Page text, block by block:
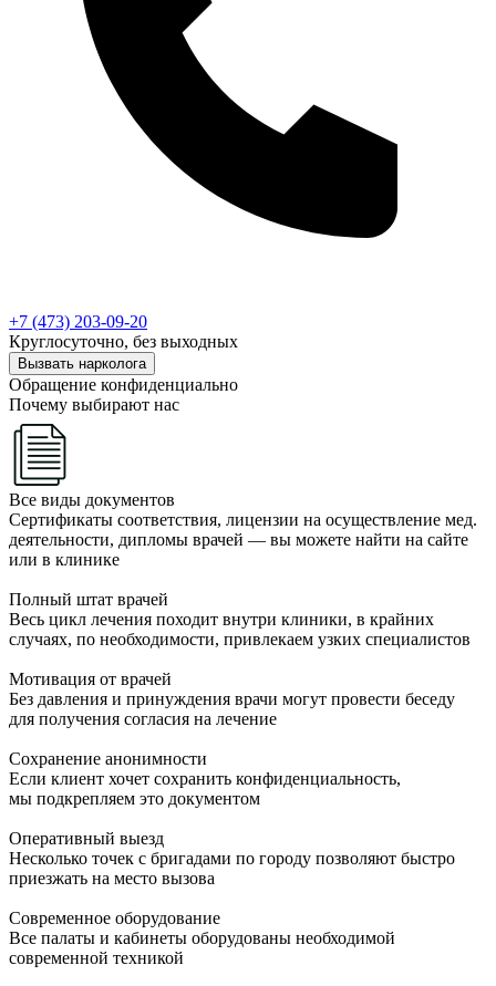
+7 (473) 203-09-20
Круглосуточно, без выходных
Вызвать нарколога
Обращение конфиденциально
Почему выбирают нас
Все виды документов
Сертификаты соответствия, лицензии на осуществление мед.
деятельности, дипломы врачей — вы можете найти на сайте
или в клинике
Полный штат врачей
Весь цикл лечения походит внутри клиники, в крайних
случаях, по необходимости, привлекаем узких специалистов
Мотивация от врачей
Без давления и принуждения врачи могут провести беседу
для получения согласия на лечение
Сохранение анонимности
Если клиент хочет сохранить конфиденциальность,
мы подкрепляем это документом
Оперативный выезд
Несколько точек с бригадами по городу позволяют быстро
приезжать на место вызова
Современное оборудование
Все палаты и кабинеты оборудованы необходимой
современной техникой